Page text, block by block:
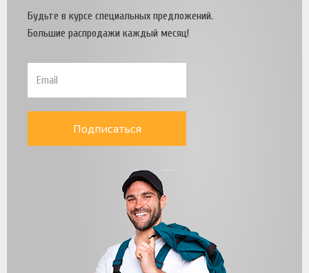
Будьте в курсе специальных предложений.
Большие распродажи каждый месяц!
Подписаться